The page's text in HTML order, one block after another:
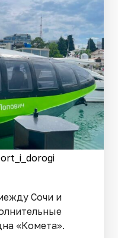
Сочи и
«Комета».